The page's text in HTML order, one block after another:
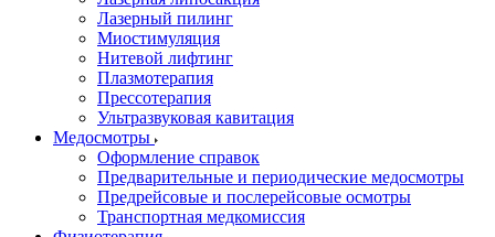
Лазерный пилинг
Миостимуляция
Нитевой лифтинг
Плазмотерапия
Прессотерапия
Ультразвуковая кавитация
Медосмотры
Оформление справок
Предварительные и периодические медосмотры
Предрейсовые и послерейсовые осмотры
Транспортная медкомиссия